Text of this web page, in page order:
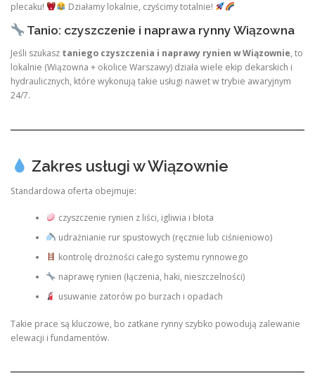
plecaku!
Działamy lokalnie, czyścimy totalnie!
Tanio: czyszczenie i naprawa rynny Wiązowna
Jeśli szukasz taniego czyszczenia i naprawy rynien w Wiązownie, to
lokalnie (Wiązowna + okolice Warszawy) działa wiele ekip dekarskich i
hydraulicznych, które wykonują takie usługi nawet w trybie awaryjnym
24/7.
Zakres usługi w Wiązownie
Standardowa oferta obejmuje:
czyszczenie rynien z liści, igliwia i błota
udrażnianie rur spustowych (ręcznie lub ciśnieniowo)
kontrolę drożności całego systemu rynnowego
naprawę rynien (łączenia, haki, nieszczelności)
usuwanie zatorów po burzach i opadach
Takie prace są kluczowe, bo zatkane rynny szybko powodują zalewanie
elewacji i fundamentów.